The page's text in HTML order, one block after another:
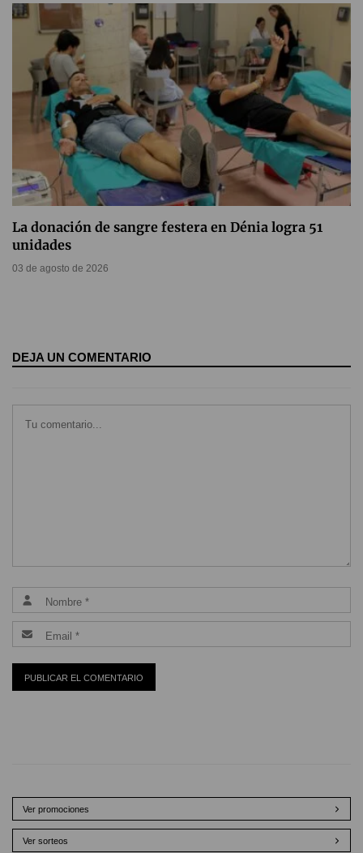
La donación de sangre festera en Dénia logra 51
unidades
03 de agosto de 2026
DEJA UN COMENTARIO
Ver promociones
Ver sorteos